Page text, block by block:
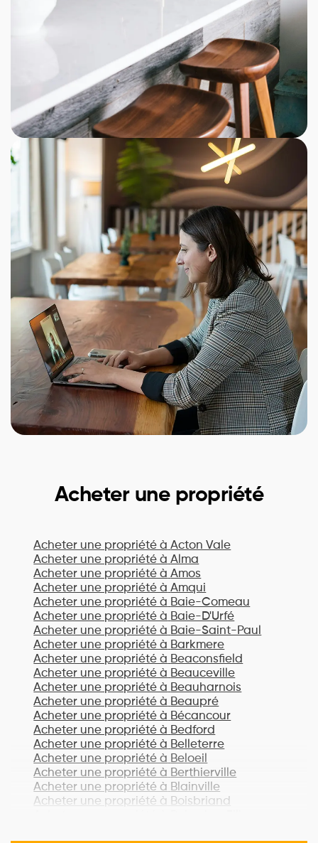
Acheter une propriété
Acheter une propriété à Acton Vale
Acheter une propriété à Alma
Acheter une propriété à Amos
Acheter une propriété à Amqui
Acheter une propriété à Baie-Comeau
Acheter une propriété à Baie-D'Urfé
Acheter une propriété à Baie-Saint-Paul
Acheter une propriété à Barkmere
Acheter une propriété à Beaconsfield
Acheter une propriété à Beauceville
Acheter une propriété à Beauharnois
Acheter une propriété à Beaupré
Acheter une propriété à Bécancour
Acheter une propriété à Bedford
Acheter une propriété à Belleterre
Acheter une propriété à Beloeil
Acheter une propriété à Berthierville
Acheter une propriété à Blainville
Acheter une propriété à Boisbriand